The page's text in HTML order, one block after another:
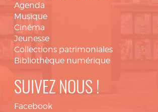
Agenda
Musique
Cinéma
Jeunesse
Collections patrimoniales
Bibliothèque numérique
SUIVEZ NOUS !
Facebook